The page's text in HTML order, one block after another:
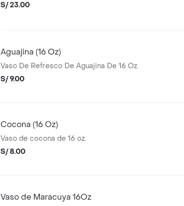
S/ 23.00
Aguajina (16 Oz)
Vaso De Refresco De Aguajina De 16 Oz.
S/ 9.00
Cocona (16 Oz)
Vaso de cocona de 16 oz.
S/ 8.00
Vaso de Maracuya 16Oz